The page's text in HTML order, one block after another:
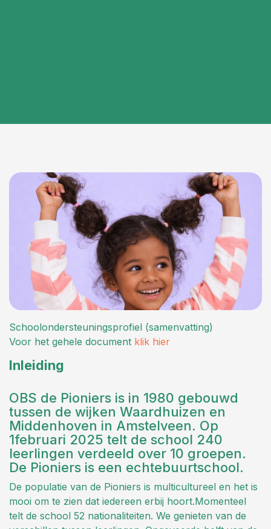
Schoolondersteuningsprofiel (samenvatting)
Voor het gehele document klik hier
Inleiding
OBS de Pioniers is in 1980 gebouwd
tussen de wijken Waardhuizen en
Middenhoven in Amstelveen. Op
1februari 2025 telt de school 240
leerlingen verdeeld over 10 groepen.
De Pioniers is een echtebuurtschool.
De populatie van de Pioniers is multicultureel en het is
mooi om te zien dat iedereen erbij hoort.Momenteel
telt de school 52 nationaliteiten. We genieten van de